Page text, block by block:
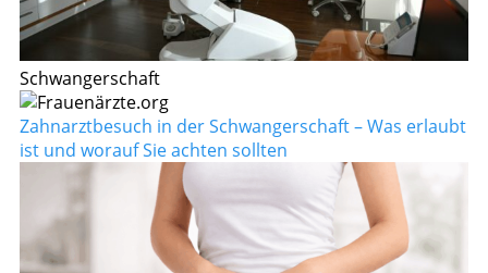
Schwangerschaft
Zahnarztbesuch in der Schwangerschaft – Was erlaubt
ist und worauf Sie achten sollten